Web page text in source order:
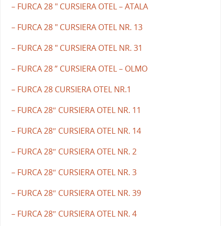
– FURCA 28 " CURSIERA OTEL – ATALA
– FURCA 28 " CURSIERA OTEL NR. 13
– FURCA 28 " CURSIERA OTEL NR. 31
– FURCA 28 ” CURSIERA OTEL – OLMO
– FURCA 28 CURSIERA OTEL NR.1
– FURCA 28″ CURSIERA OTEL NR. 11
– FURCA 28″ CURSIERA OTEL NR. 14
– FURCA 28″ CURSIERA OTEL NR. 2
– FURCA 28″ CURSIERA OTEL NR. 3
– FURCA 28″ CURSIERA OTEL NR. 39
– FURCA 28″ CURSIERA OTEL NR. 4